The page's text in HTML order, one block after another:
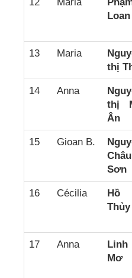
Loan
13 Maria
thị
14 Anna
thị
Ân
15 Gioan B.
Châu
Sơn
16 Cécilia
Hồ
Thủy
17 Anna
Mơ